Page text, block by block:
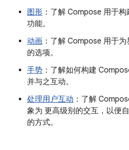
图形 ：了解 Compose 用于
功能。
动画 ：了解 Compose 用于
的选项。
手势 ：了解如何构建
并与之互动。
处理用户互动 ：了解
象为 更高级别的交互，以便
的方式。